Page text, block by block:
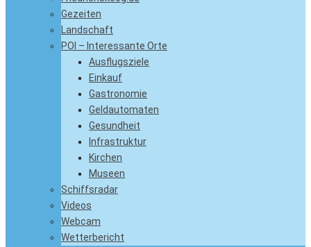
Gezeiten
Landschaft
POI – Interessante Orte
Ausflugsziele
Einkauf
Gastronomie
Geldautomaten
Gesundheit
Infrastruktur
Kirchen
Museen
Schiffsradar
Videos
Webcam
Wetterbericht